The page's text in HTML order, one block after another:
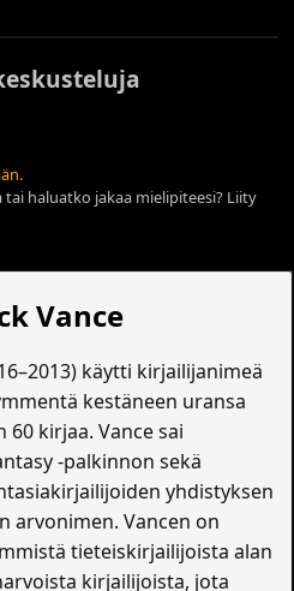
haluatko jakaa mielipiteesi? Liity
Vance
käytti kirjailijanimeä
kestäneen uransa
kirjaa. Vance sai
-palkinnon sekä
yhdistyksen
arvonimen. Vancen on
tieteiskirjailijoista alan
kirjailijoista, jota